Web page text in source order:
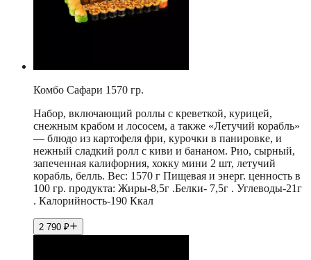
Комбо Сафари 1570 гр.
Набор, включающий роллы с креветкой, курицей,
снежным крабом и лососем, а также «Летучий корабль»
— блюдо из картофеля фри, курочки в панировке, и
нежный сладкий ролл с киви и бананом. Рио, сырный,
запеченная калифорния, хокку мини 2 шт, летучий
корабль, белль. Вес: 1570 г Пищевая и энерг. ценность в
100 гр. продукта: Жиры-8,5г .Белки- 7,5г . Углеводы-21г
. Калорийность-190 Ккал
2 790 ₽